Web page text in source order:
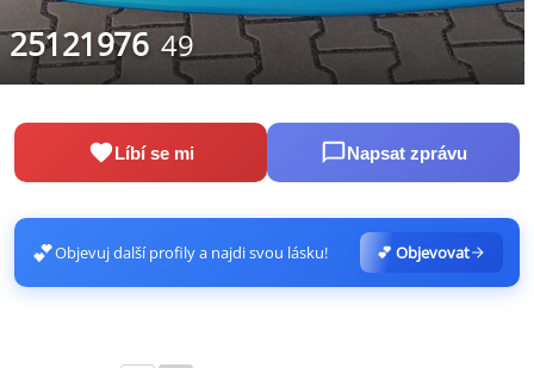
25121976 49
Líbí se mi Napsat zprávu
💕Objevuj další profily a najdi svou lásku! 💕 Objevovat